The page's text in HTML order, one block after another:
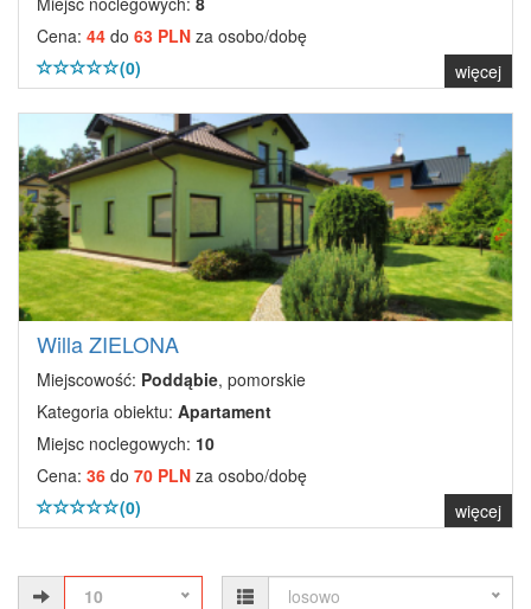
Cena: 44 do 63 PLN za osobo/dobę
(0)
więcej
Willa ZIELONA
Miejscowość: Poddąbie, pomorskie
Kategoria obiektu: Apartament
Miejsc noclegowych: 10
Cena: 36 do 70 PLN za osobo/dobę
(0)
więcej
10 losowo